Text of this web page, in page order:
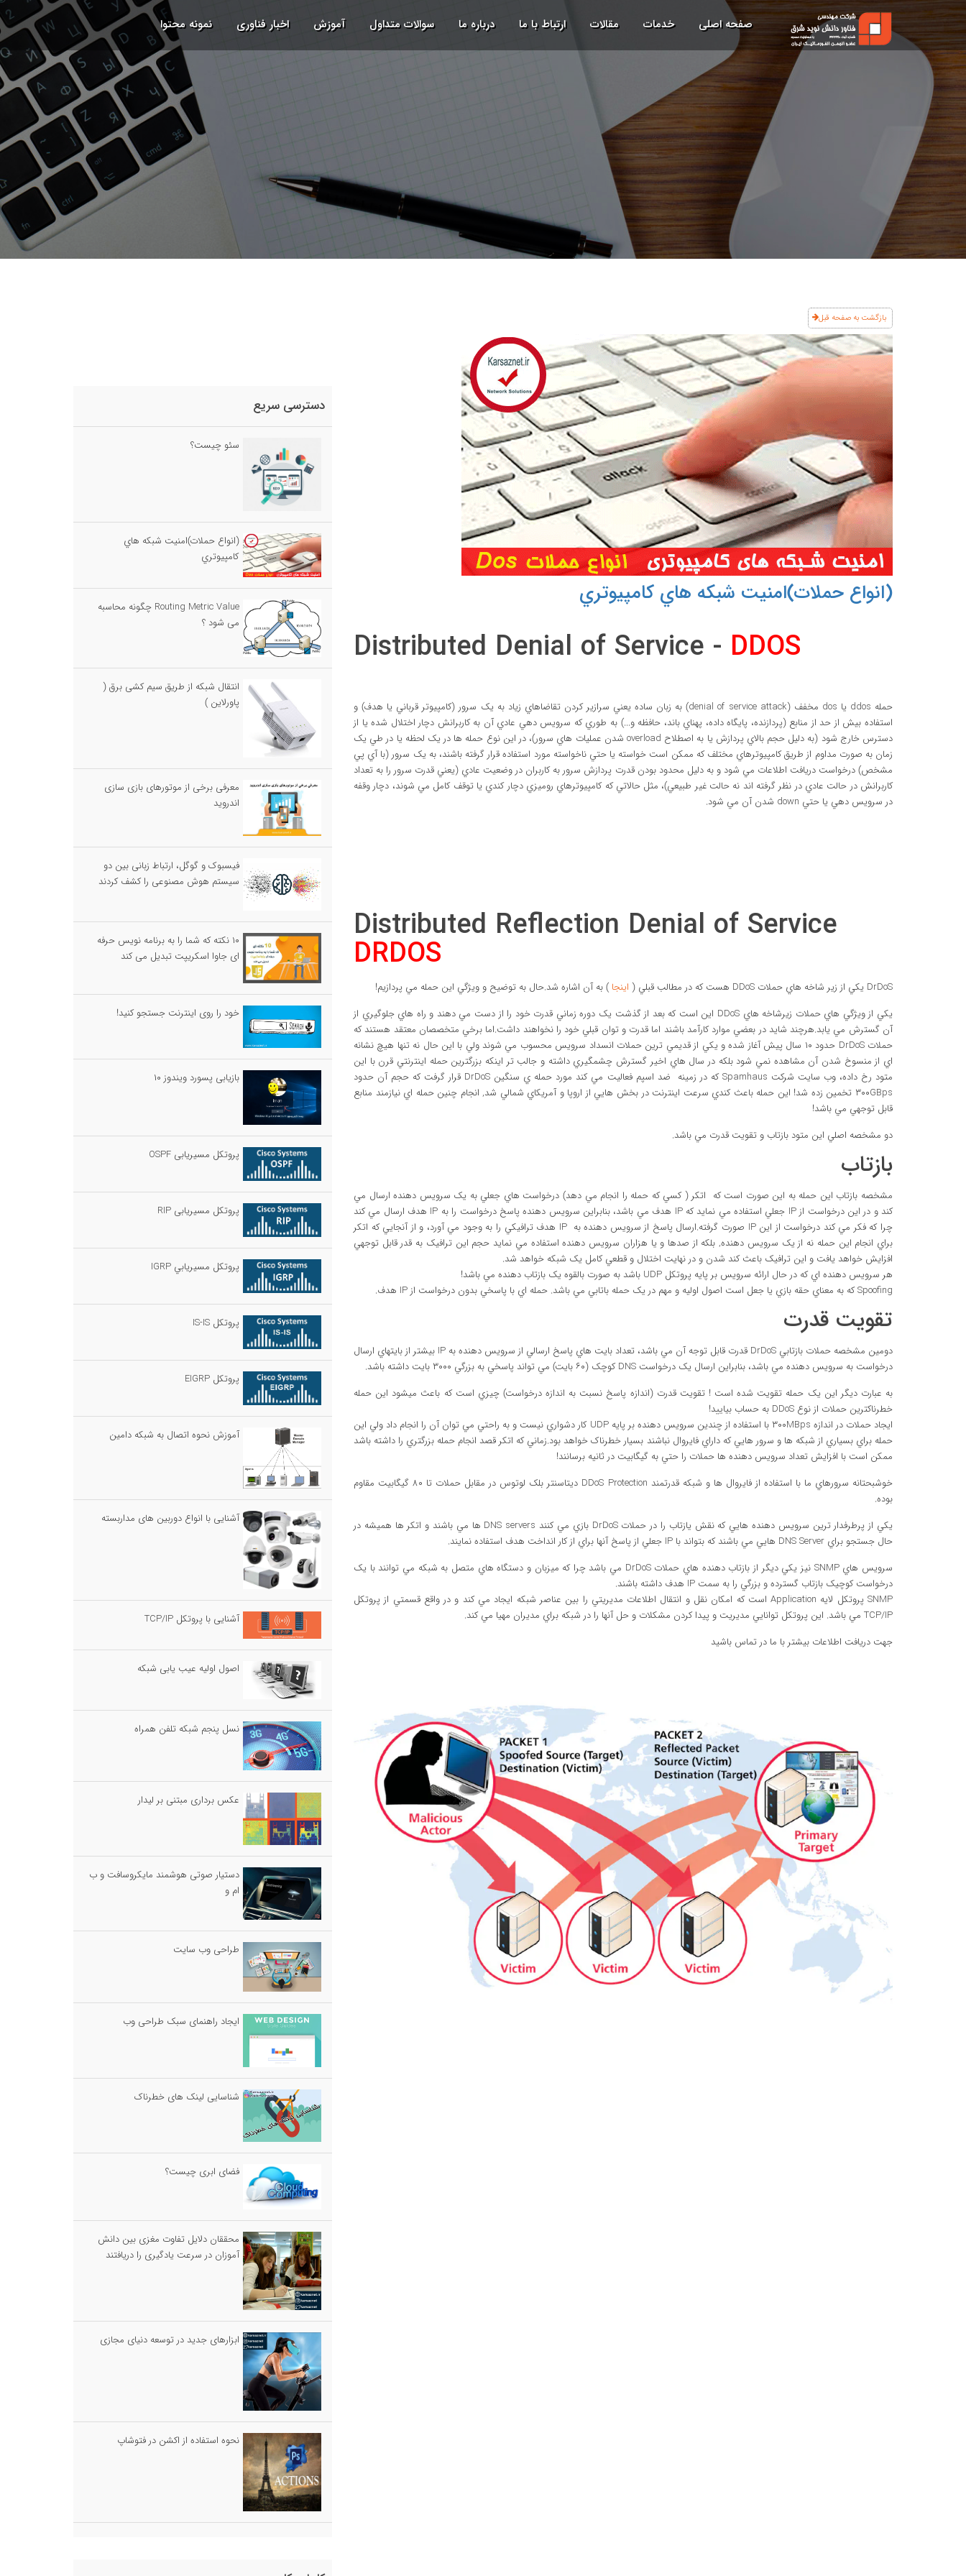
نمونه محتوا اخبار فناوری آموزش سوالات متداول درباره ما ارتباط با ما مقالات خدمات صفحه اصلی
بازگشت به صفحه قبل
دسترسی سریع
سئو چیست؟
(انواع حملات)امنيت شبكه هاي
كامپيوتري
Routing Metric Value چگونه محاسبه
می شود ؟
انتقال شبکه از طریق سیم کشی برق (
پاورلاین )
معرفی برخی از موتورهای بازی سازی
اندروید
فیسبوک و گوگل، ارتباط زبانی بین دو
سیستم هوش مصنوعی را کشف کردند
۱۰ نکته که شما را به برنامه نویس حرفه
ای جاوا اسکریپت تبدیل می کند
خود را روی اینترنت جستجو کنید!
بازیابی پسورد ویندوز ۱۰
پروتکل مسیریابی OSPF
پروتکل مسیریابی RIP
پروتكل مسيريابي IGRP
پروتکل IS-IS
پروتکل EIGRP
آموزش نحوه اتصال به شبکه دامین
آشنایی با انواع دوربین های مداربسته
آشنایی با پروتکل TCP/IP
اصول اولیه عیب یابی شبکه
نسل پنجم شبکه تلفن همراه
عکس برداری مبتنی بر لیدار
دستیار صوتی هوشمند مایکروسافت و ب
ام و
طراحی وب سایت
ایجاد راهنمای سبک طراحی وب
شناسایی لینک های خطرناک
فضای ابری چیست؟
محققان دلایل تفاوت مغزی بین دانش
آموزان در سرعت یادگیری را دریافتند
ابزارهای جدید در توسعه دنیای مجازی
نحوه استفاده از اکشن در فتوشاپ
(انواع حملات)امنيت شبكه هاي كامپيوتري
Distributed Denial of Service - DDOS
حمله ddos يا dos مخفف (denial of service attack) به زبان ساده يعني سرازير کردن تقاضاهاي زياد به يک سرور (کامپيوتر قرباني يا هدف) و
استفاده بيش از حد از منابع (پردازنده، پايگاه داده، پهناي باند، حافظه و...) به طوري که سرويس دهي عادي آن به کاربرانش دچار اختلال شده يا از
دسترس خارج شود (به دليل حجم بالاي پردازش يا به اصطلاح overload شدن عمليات هاي سرور)، در اين نوع حمله ها در يک لحظه يا در طي يک
زمان به صورت مداوم از طريق کامپيوترهاي مختلف که ممکن است خواسته يا حتي ناخواسته مورد استفاده قرار گرفته باشند، به يک سرور (با آي پي
مشخص) درخواست دريافت اطلاعات مي شود و به دليل محدود بودن قدرت پردازش سرور به کاربران در وضعيت عادي (يعني قدرت سرور را به تعداد
کاربرانش در حالت عادي در نظر گرفته اند نه حالت غير طبيعي)، مثل حالاتي که کامپيوترهاي روميزي دچار کندي يا توقف کامل مي شوند، دچار وقفه
در سرويس دهي يا حتي down شدن آن مي شود.
Distributed Reflection Denial of Service
DRDOS
DrDoS يکي از زير شاخه هاي حملات DDoS هست که در مطالب قبلي ( اينجا ) به آن اشاره شد.حال به توضيح و ويژگي اين حمله مي پردازيم!
يکي از ويژگي هاي حملات زيرشاخه هاي DDoS اين است که بعد از گذشت يک دوره زماني قدرت خود را از دست مي دهند و راه هاي جلوگيري از
آن گسترش مي يابد.هرچند شايد در بعضي موارد کارآمد باشند اما قدرت و توان قبلي خود را نخواهند داشت.اما برخي متخصصان معتقد هستند که
حملات DrDoS حدود ۱۰ سال پيش آغاز شده و يکي از قديمي ترين حملات انسداد سرويس محسوب مي شوند ولي با اين حال نه تنها هيچ نشانه
اي از منسوخ شدن آن مشاهده نمي شود بلکه در سال هاي اخير گسترش چشمگيري داشته و جالب تر اينکه بزرگترين حمله اينترنتي قرن با اين
متود رخ داده، وب سايت شرکت Spamhaus که در زمينه ضد اسپم فعاليت مي کند مورد حمله ي سنگين DrDoS قرار گرفت که حجم آن حدود
۳۰۰GBps تخمين زده شد! اين حمله باعث کندي سرعت اينترنت در بخش هايي از اروپا و آمريکاي شمالي شد, انجام چنين حمله اي نيازمند منابع
قابل توجهي مي باشد!
دو مشخصه اصلي اين متود بازتاب و تقويت قدرت مي باشد.
بازتاب
مشخصه بازتاب اين حمله به اين صورت است که اتکر ( کسي که حمله را انجام مي دهد) درخواست هاي جعلي به يک سرويس دهنده ارسال مي
کند و در اين درخواست از IP جعلي استفاده مي نمايد که IP هدف مي باشد، بنابراين سرويس دهنده پاسخ درخواست را به IP هدف ارسال مي کند
چرا که فکر مي کند درخواست از اين IP صورت گرفته.ارسال پاسخ از سرويس دهنده به IP هدف ترافيکي را به وجود مي آورد، و از آنجايي که اتکر
براي انجام اين حمله نه از يک سرويس دهنده, بلکه از صدها و يا هزاران سرويس دهنده استفاده مي نمايد حجم اين ترافيک به قدر قابل توجهي
افزايش خواهد يافت و اين ترافيک باعث کند شدن و در نهايت اختلال و قطعي کامل يک شبکه خواهد شد.
هر سرويس دهنده اي که در حال ارائه سرويس بر پايه پروتکل UDP باشد به صورت بالقوه يک بازتاب دهنده مي باشد!
Spoofing که به معناي حقه بازي يا جعل است اصول اوليه و مهم در يک حمله باتابي مي باشد. حمله اي با پاسخي بدون درخواست از IP هدف.
تقويت قدرت
دومين مشخصه حملات بازتابي DrDoS قدرت قابل توجه آن مي باشد، تعداد بايت هاي پاسخ ارسالي از سرويس دهنده به IP بيشتر از بايتهاي ارسال
درخواست به سرويس دهنده مي باشد، بنابراين ارسال يک درخواست DNS کوچک (۶۰ بايت) مي تواند پاسخي به بزرگي ۳۰۰۰ بايت داشته باشد.
به عبارت ديگر اين يک حمله تقويت شده است ! تقويت قدرت (اندازه پاسخ نسبت به اندازه درخواست) چيزي است که باعث ميشود اين حمله
خطرناکترين حملات از نوع DDoS به حساب بياييد!
ايجاد حملات در اندازه ۳۰۰MBps با استفاده از چندين سرويس دهنده بر پايه UDP کار دشواري نيست و به راحتي مي توان آن را انجام داد ولي اين
حمله براي بسياري از شبکه ها و سرور هايي که داراي فايروال نباشند بسيار خطرناک خواهد بود.زماني که اتکر قصد انجام حمله بزرگتري را داشته باشد
ممکن است با افزايش تعداد سرويس دهنده ها حملات را حتي به گيگابيت در ثانيه برسانند!
خوشبحتانه سرورهاي ما با استفاده از فايروال ها و شبکه قدرتمند DDoS Protection ديتاسنتر بلک لوتوس در مقابل حملات تا ۸۰ گيگابيت مقاوم
بوده.
يکي از پرطرفدار ترين سرويس دهنده هايي که نقش يازتاب را در حملات DrDoS بازي مي کنند DNS servers ها مي باشند و اتکر ها هميشه در
حال جستجو براي DNS Server هايي مي باشند که بتواند با IP جعلي از پاسخ آنها براي از کار انداخت هدف استفاده نمايند.
سرويس هاي SNMP نيز يکي ديگر از بازتاب دهنده هاي حملات DrDoS مي باشد چرا که ميزبان و دستگاه هاي متصل به شبکه مي توانند با يک
درخواست کوچيک بازتاب گسترده و بزرگي را به سمت IP هدف داشته باشند.
SNMP پروتکل لايه Application است که امکان نقل و انتقال اطلاعات مديريتي را بين عناصر شبکه ايجاد مي کند و در واقع قسمتي از پروتکل
TCP/IP مي باشد. اين پروتکل توانايي مديريت و پيدا کردن مشکلات و حل آنها را در شبکه براي مديران مهيا مي کند.
جهت دريافت اطلاعات بيشتر با ما در تماس باشيد